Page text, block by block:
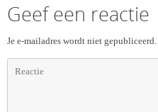
Geef een reactie
Je e-mailadres wordt niet gepubliceerd.